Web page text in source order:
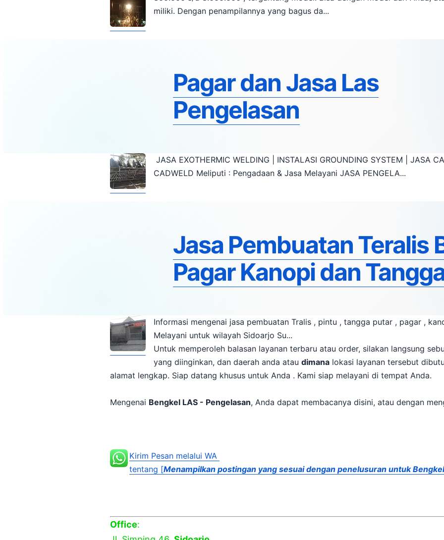
miliki. Dengan penampilannya yang bagus da...
Pagar dan Jasa Las
Pengelasan
JASA EXOTHERMIC WELDING | INSTALASI GROUNDING SYSTEM | JASA
CADWELD Meliputi : Pengadaan & Jasa Melayani JASA PENGELA...
Jasa Pembuatan Teralis
Pagar Kanopi dan
Informasi mengenai jasa pembuatan Tralis , pintu , tangga putar , pagar , kanopi , kusen , pintu pagar .
Melayani untuk wilayah Sidoarjo Su...
Untuk memperoleh balasan layanan terbaru atau order, silakan langsung
yang diinginkan, dan daerah anda atau dimana
alamat lengkap. Siap datang khusus untuk Anda . Kami siap melayani di tempat Anda.
Mengenai Bengkel LAS - Pengelasan
Kirim Pesan melalui WA
tentang [Menampilkan postingan yang sesuai dengan penelusuran untuk
Office: